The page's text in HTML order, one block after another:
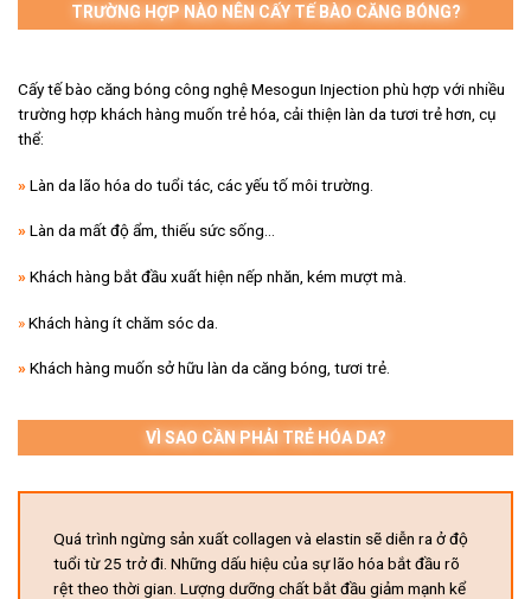
TRƯỜNG HỢP NÀO NÊN CẤY TẾ BÀO CĂNG BÓNG?
Cấy tế bào căng bóng công nghệ Mesogun Injection phù hợp với nhiều
trường hợp khách hàng muốn trẻ hóa, cải thiện làn da tươi trẻ hơn, cụ
thể:
»Làn da lão hóa do tuổi tác, các yếu tố môi trường.
»Làn da mất độ ẩm, thiếu sức sống…
»Khách hàng bắt đầu xuất hiện nếp nhăn, kém mượt mà.
»Khách hàng ít chăm sóc da.
»Khách hàng muốn sở hữu làn da căng bóng, tươi trẻ.
VÌ SAO CẦN PHẢI TRẺ HÓA DA?
Quá trình ngừng sản xuất collagen và elastin sẽ diễn ra ở độ
tuổi từ 25 trở đi. Những dấu hiệu của sự lão hóa bắt đầu rõ
rệt theo thời gian. Lượng dưỡng chất bắt đầu giảm mạnh kể